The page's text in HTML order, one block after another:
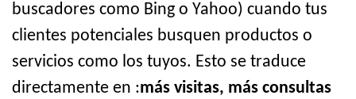
buscadores como Bing o Yahoo) cuando tus
clientes potenciales busquen productos o
servicios como los tuyos. Esto se traduce
directamente en :más visitas, más consultas